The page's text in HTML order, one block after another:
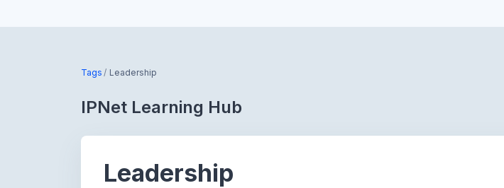
Tags Leadership
IPNet Learning Hub
Leadership